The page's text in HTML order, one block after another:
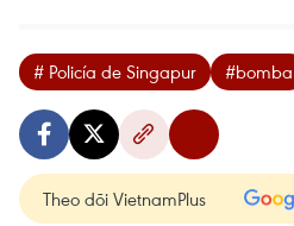
# Policía de Singapur #bomba
Theo dõi VietnamPlus